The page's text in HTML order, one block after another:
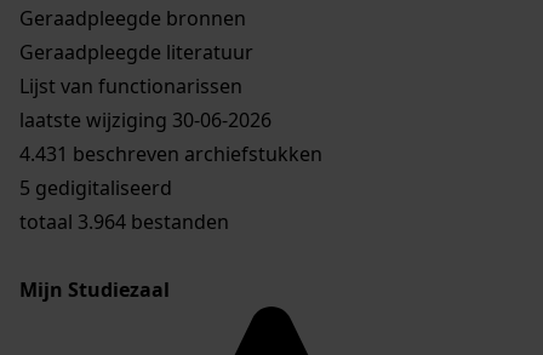
Geraadpleegde bronnen
Geraadpleegde literatuur
Lijst van functionarissen
laatste wijziging 30-06-2026
4.431 beschreven archiefstukken
5 gedigitaliseerd
totaal 3.964 bestanden
Mijn Studiezaal